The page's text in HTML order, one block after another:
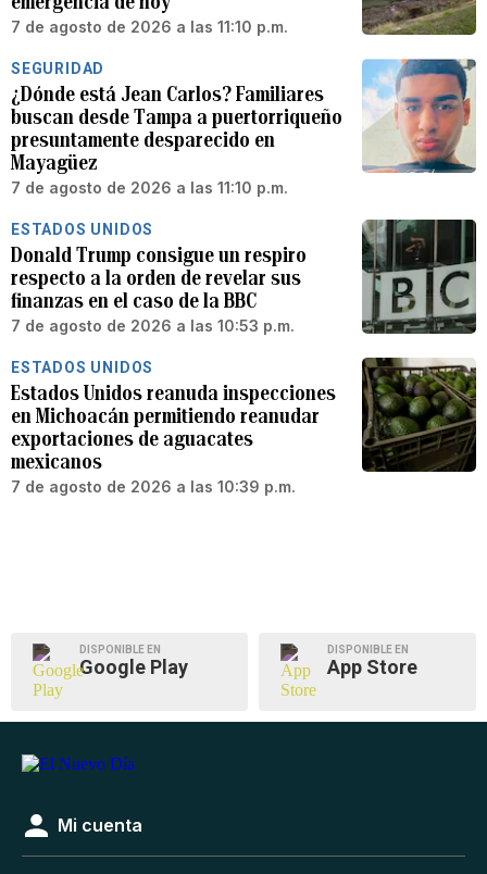
7 de agosto de 2026 a las 11:10 p.m.
SEGURIDAD
¿Dónde está Jean Carlos? Familiares
buscan desde Tampa a puertorriqueño
presuntamente desparecido en
Mayagüez
7 de agosto de 2026 a las 11:10 p.m.
ESTADOS UNIDOS
Donald Trump consigue un respiro
respecto a la orden de revelar sus
finanzas en el caso de la BBC
7 de agosto de 2026 a las 10:53 p.m.
ESTADOS UNIDOS
Estados Unidos reanuda inspecciones
en Michoacán permitiendo reanudar
exportaciones de aguacates
mexicanos
7 de agosto de 2026 a las 10:39 p.m.
DISPONIBLE EN
Google Play
DISPONIBLE EN
App Store
Mi cuenta